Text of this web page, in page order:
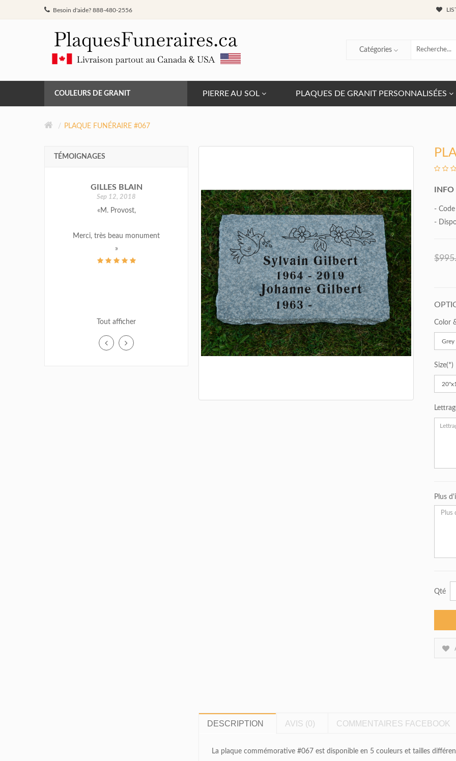
Besoin d'aide? 888-480-2556
Catégories
PIERRE AU SOL PLAQUES DE GRANIT PERSONNALISÉES
COULEURS DE GRANIT
ROUGE INDIEN
PLAQUE FUNÉRAIRE #067
TÉMOIGNAGES
GILLES BLAIN
Sep 12, 2018
«M. Provost,
Merci, très beau monument
»
Jul 28, 2018
«Félicitations pour le beau travail. Très
jolie réalisation. Il est vraiment ce à
quoi je m’attendais et l’ajout du logo
du Canadien est un bea...»
Jun 13, 2018
«M. Provost,
Merci beaucoup pour le splendide
travail que vous avez fait pour le
monument de mon père. La famille au
complet le trouve tout...»
Tout afficher
INFO
-
-
Color
Size
Plus
Qté
DESCRIPTION AVIS (0) COMMENTAIRES FACEBOOK
La plaque commémorative #067 est disponible en 5 couleurs et tailles